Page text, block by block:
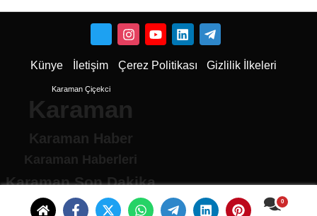
Künye İletişim Çerez Politikası Gizlilik İlkeleri
Karaman Çiçekci
Karaman
Karaman Haber
Karaman Haberleri
Karaman Son Dakika
Karaman son dakika Haberleri